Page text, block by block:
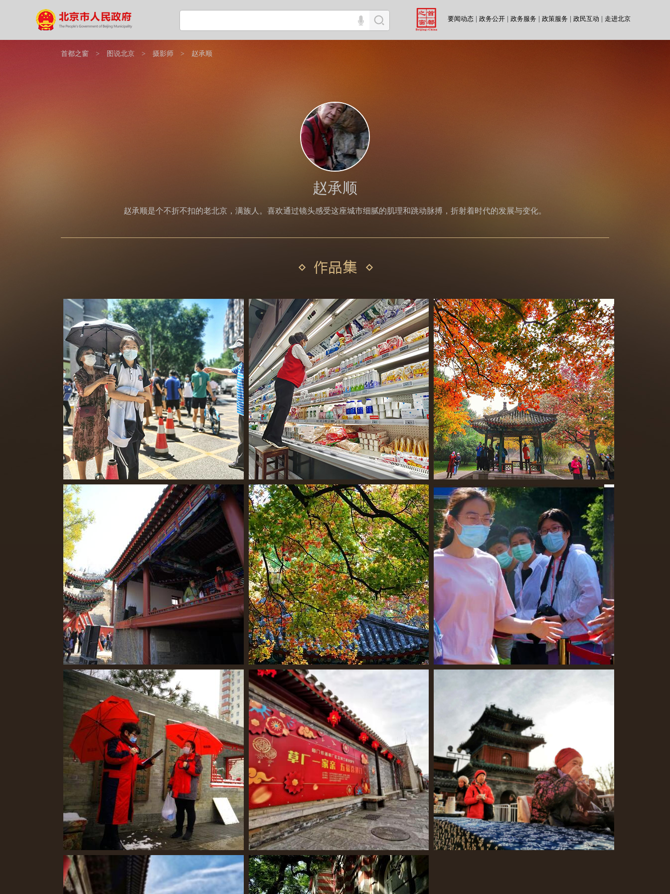
要闻动态 政务公开 政务服务 政策服务 政民互动 走进北京
首都之窗 > 图说北京 > 摄影师 > 赵承顺
赵承顺
赵承顺是个不折不扣的老北京，满族人。喜欢通过镜头感受这座城市细腻的肌理和跳动脉搏，折射着时代的发展与变化。
2022北京中考开考 保供应 惠民生 北京秋韵赏析
小山村来了戏班子 北京秋意正浓
奋战在疫情防控一线的美丽身影
京城街巷张灯结彩 欢欢喜喜迎新春